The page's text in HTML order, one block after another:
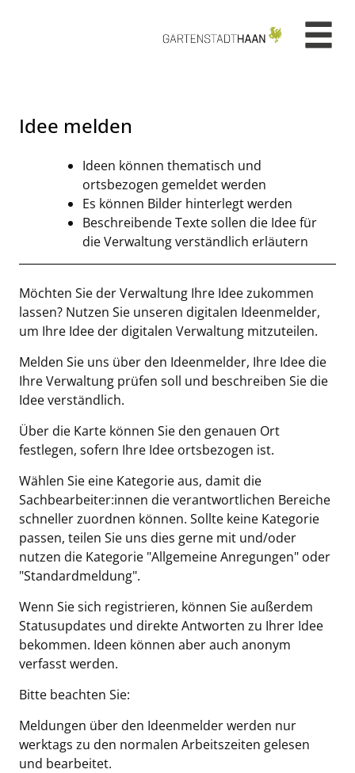
Idee melden
Kurzbeschreibung
Ideen können thematisch und
ortsbezogen gemeldet werden
Es können Bilder hinterlegt werden
Beschreibende Texte sollen die Idee für
die Verwaltung verständlich erläutern
Beschreibung
Möchten Sie der Verwaltung Ihre Idee zukommen
lassen? Nutzen Sie unseren digitalen Ideenmelder,
um Ihre Idee der digitalen Verwaltung mitzuteilen.
Melden Sie uns über den Ideenmelder, Ihre Idee die
Ihre Verwaltung prüfen soll und beschreiben Sie die
Idee verständlich.
Über die Karte können Sie den genauen Ort
festlegen, sofern Ihre Idee ortsbezogen ist.
Wählen Sie eine Kategorie aus, damit die
Sachbearbeiter:innen die verantwortlichen Bereiche
schneller zuordnen können. Sollte keine Kategorie
passen, teilen Sie uns dies gerne mit und/oder
nutzen die Kategorie "Allgemeine Anregungen" oder
"Standardmeldung".
Wenn Sie sich registrieren, können Sie außerdem
Statusupdates und direkte Antworten zu Ihrer Idee
bekommen. Ideen können aber auch anonym
verfasst werden.
Bitte beachten Sie:
Meldungen über den Ideenmelder werden nur
werktags zu den normalen Arbeitszeiten gelesen
und bearbeitet.